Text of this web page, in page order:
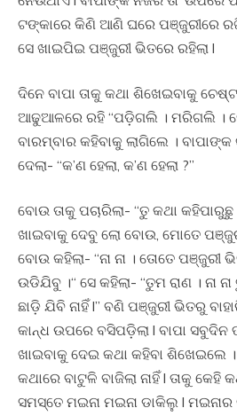
ଟଙ୍କାରେ କିଣି ଆଣି ଘରେ ପଞ୍ଜୁରୀରେ
ସେ ଖାଇପିଇ ପଞ୍ଜୁରୀ ଭିତରେ ରହିଲା l
ଦିନେ ବାପା ତାକୁ କଥା ଶିଖେଇବାକୁ
ଆଢୁଆଳରେ ରହି “ପଡ଼ିଗଲି । ମରିଗଲି ।
ବାରମ୍ବାର କହିବାକୁ ଲାଗିଲେ ।
ଦେଲା- “କ’ଣ ହେଲା, କ’ଣ ହେଲା ?”
ବୋଉ ତାକୁ ପଚାରିଲା- “ତୁ କଥା କହିପାରୁଛୁ
ଖାଇବାକୁ ଦେବୁ ଲୋ ବୋଉ, ମୋତେ
ବୋଉ କହିଲା- “ନା ନା । ତୋତେ ପଞ୍ଜୁରୀ
ଉଡିଯିବୁ ।“ ସେ କହିଲା- “ତୁମ ରାଣ । ନା
ଛାଡ଼ି ଯିବି ନାହିଁ l” ବଣି ପଞ୍ଜୁରୀ ଭିତରୁ
କାନ୍ଧ ଉପରେ ବସିପଡ଼ିଲା l ବାପା ସବୁଦିନ
ଖାଇବାକୁ ଦେଇ କଥା କହିବା ଶିଖେଇଲେ
କଥାରେ ବାଟୁଳି ବାଜିଲା ନାହିଁ l ତାକୁ କେହି
ସମସ୍ତେ ମଇନା ମଇନା ଡାକିଲୁ l ମଇନାର